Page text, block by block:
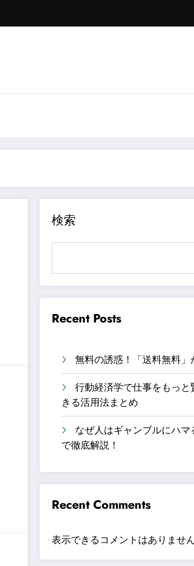
検索
Recent Posts
無料の誘惑！「送料無料」
行動経済学で仕事をもっ
きる活用法まとめ
なぜ人はギャンブルにハ
で徹底解説！
Recent Comments
表示できるコメントはありません